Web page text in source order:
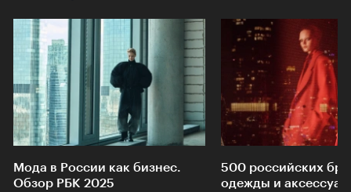
Мода в России как бизнес.
Обзор РБК 2025
500 российских
одежды и